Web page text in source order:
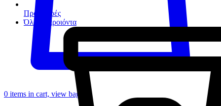
Προσφορές
Όλα τα προιόντα
0 items in cart, view bag